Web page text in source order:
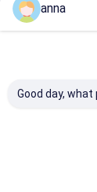
anna
Good day,